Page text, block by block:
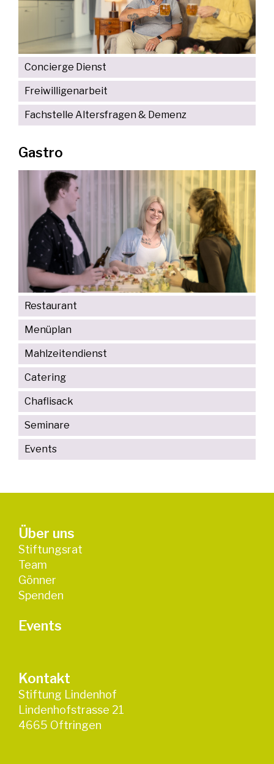
Concierge Dienst
Freiwilligenarbeit
Fachstelle Altersfragen & Demenz
Gastro
Restaurant
Menüplan
Mahlzeitendienst
Catering
Chaflisack
Seminare
Events
Über uns
Stiftungsrat
Team
Gönner
Spenden
Events
Kontakt
Stiftung Lindenhof
Lindenhofstrasse 21
4665 Oftringen